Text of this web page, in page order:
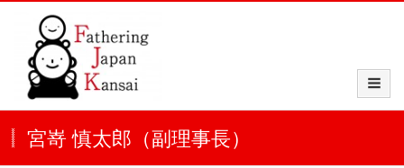
宮嵜 慎太郎（副理事長）